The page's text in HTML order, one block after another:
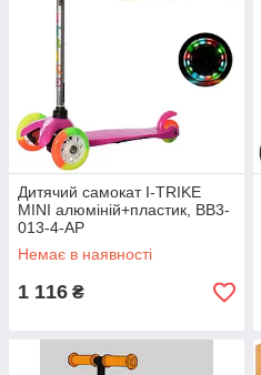
Дитячий самокат I-TRIKE
MINI алюміній+пластик, BB3-
013-4-AP
Немає в наявності
1 116 ₴